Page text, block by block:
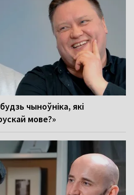
чыноўніка, які
мове?»